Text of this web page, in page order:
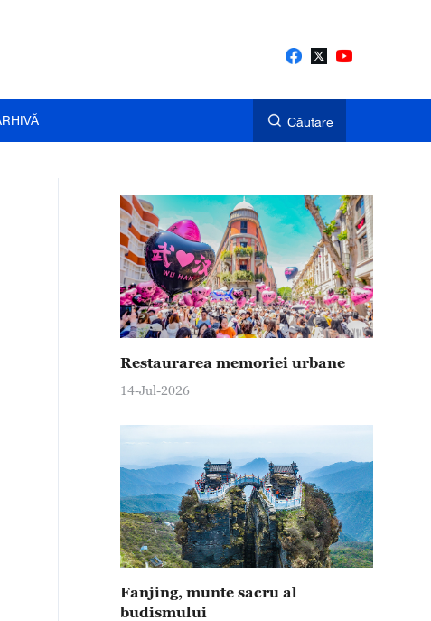
Căutare
Restaurarea memoriei urbane
14-Jul-2026
Fanjing, munte sacru al
budismului